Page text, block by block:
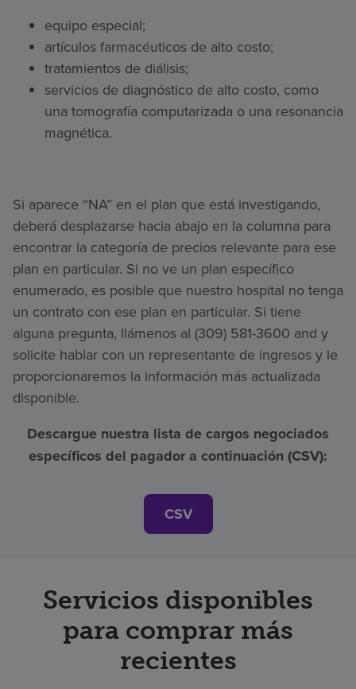
equipo especial;
artículos farmacéuticos de alto costo;
tratamientos de diálisis;
servicios de diagnóstico de alto costo, como
una tomografía computarizada o una resonancia
magnética.
Si aparece “NA” en el plan que está investigando,
deberá desplazarse hacia abajo en la columna para
encontrar la categoría de precios relevante para ese
plan en particular. Si no ve un plan específico
enumerado, es posible que nuestro hospital no tenga
un contrato con ese plan en particular. Si tiene
alguna pregunta, llámenos al (309) 581-3600 and y
solicite hablar con un representante de ingresos y le
proporcionaremos la información más actualizada
disponible.
Descargue nuestra lista de cargos negociados
específicos del pagador a continuación (CSV):
CSV
Servicios disponibles
para comprar más
recientes